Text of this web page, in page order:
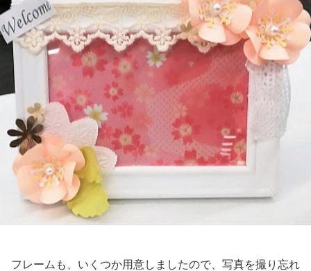
フレームも、いくつか用意しましたので、写真を撮り忘れ